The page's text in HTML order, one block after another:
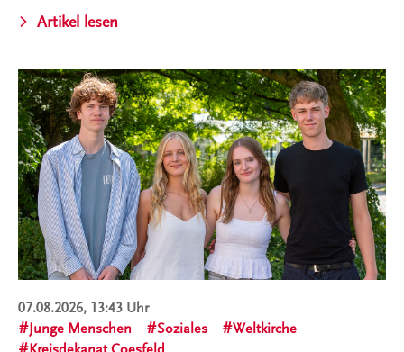
Artikel lesen
07.08.2026, 13:43 Uhr
Junge Menschen
Soziales
Weltkirche